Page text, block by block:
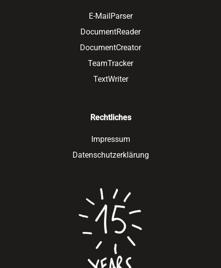
E-MailParser
DocumentReader
DocumentCreator
TeamTracker
TextWriter
Rechtliches
Impressum
Datenschutzerklärung